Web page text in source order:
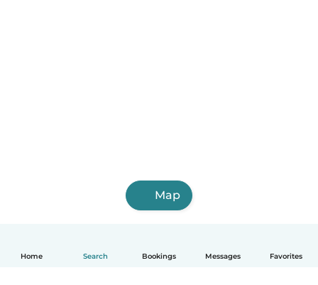
Home Search Bookings Messages Favorites
Map